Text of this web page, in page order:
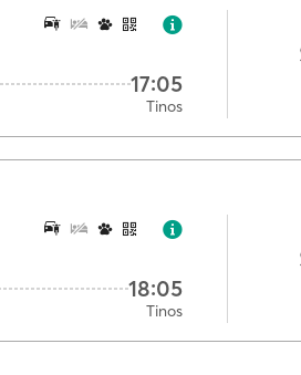
17:05
Tinos
18:05
Tinos